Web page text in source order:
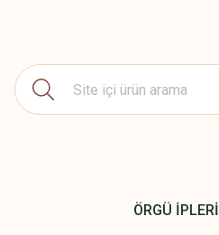
ÖRGÜ İPLERİ